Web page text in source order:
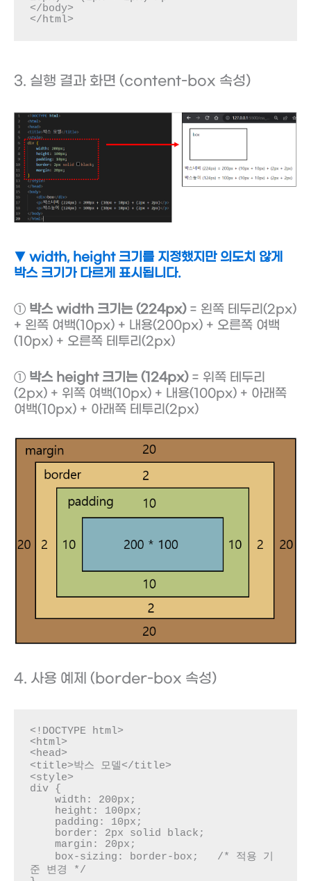
</body>
</html>
3. 실행 결과 화면 (content-box 속성)
▼ width, height 크기를 지정했지만 의도치 않게
박스 크기가 다르게 표시됩니다.
① 박스 width 크기는 (224px)= 왼쪽 테두리(2px)
+ 왼쪽 여백(10px) + 내용(200px) + 오른쪽 여백
(10px) + 오른쪽 테투리(2px)
① 박스 height 크기는 (124px)= 위쪽 테두리
(2px) + 위쪽 여백(10px) + 내용(100px) + 아래쪽
여백(10px) + 아래쪽 테투리(2px)
4. 사용 예제 (border-box 속성)
<!DOCTYPE html>
<html>
<head>
<title>박스 모델</title>
<style>
div {
    width: 200px;
    margin: 20px;
준 변경 */